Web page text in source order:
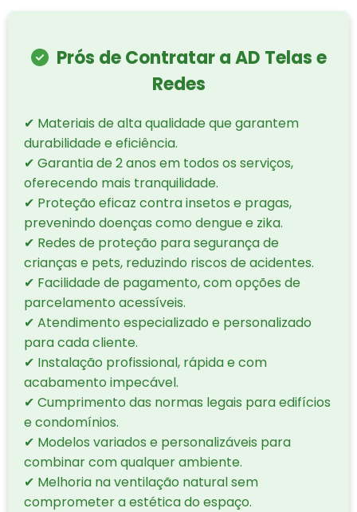
Prós de Contratar a AD Telas e
Redes
✔ Materiais de alta qualidade que garantem
durabilidade e eficiência.
✔ Garantia de 2 anos em todos os serviços,
oferecendo mais tranquilidade.
✔ Proteção eficaz contra insetos e pragas,
prevenindo doenças como dengue e zika.
✔ Redes de proteção para segurança de
crianças e pets, reduzindo riscos de acidentes.
✔ Facilidade de pagamento, com opções de
parcelamento acessíveis.
✔ Atendimento especializado e personalizado
para cada cliente.
✔ Instalação profissional, rápida e com
acabamento impecável.
✔ Cumprimento das normas legais para edifícios
e condomínios.
✔ Modelos variados e personalizáveis para
combinar com qualquer ambiente.
✔ Melhoria na ventilação natural sem
comprometer a estética do espaço.